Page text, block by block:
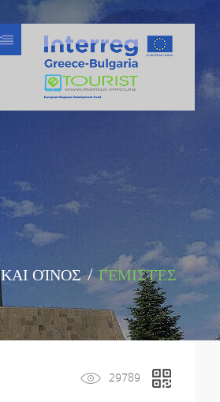
ΟΊΝΟΣ/ ΓΕΜΙΣΤΈΣ ...
29789